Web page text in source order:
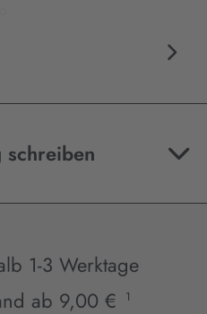
schreiben
1-3 Werktage
ab 9,00 €
1